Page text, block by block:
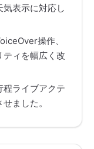
表示に対応し
操作、
ィを幅広く改
程ライブアクテ
ました。